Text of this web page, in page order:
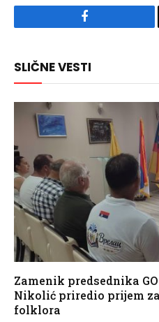
Facebook
SLIČNE VESTI
Zamenik predsednika
Nikolić priredio prijem
folklora